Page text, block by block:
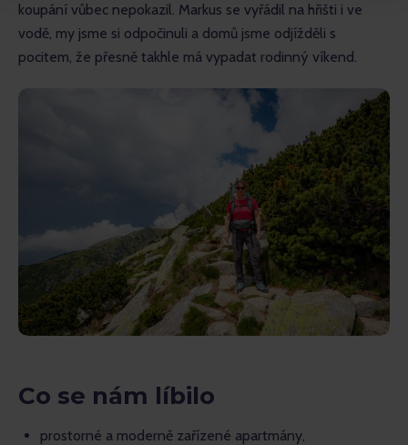
koupání vůbec nepokazil. Markus se vyřádil na hřišti i ve
vodě, my jsme si odpočinuli a domů jsme odjížděli s
pocitem, že přesně takhle má vypadat rodinný víkend.
Co se nám líbilo
prostorné a moderně zařízené apartmány,